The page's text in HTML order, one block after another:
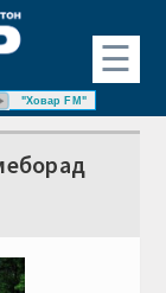
☰
"Ховар FM"